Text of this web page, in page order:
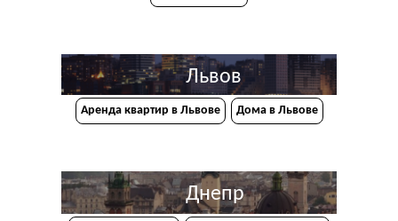
Львов
Аренда квартир в Львове Дома в Львове
Днепр